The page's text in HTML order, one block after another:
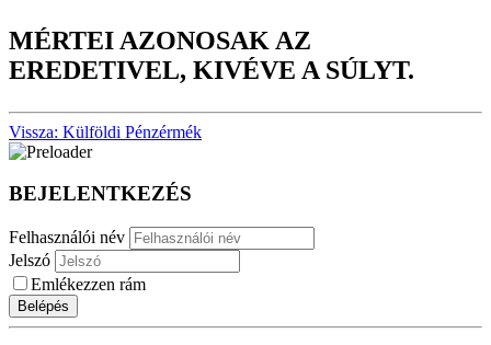
MÉRTEI AZONOSAK AZ
EREDETIVEL, KIVÉVE A SÚLYT.
Vissza: Külföldi Pénzérmék
BEJELENTKEZÉS
Felhasználói név
Jelszó
Emlékezzen rám
Belépés